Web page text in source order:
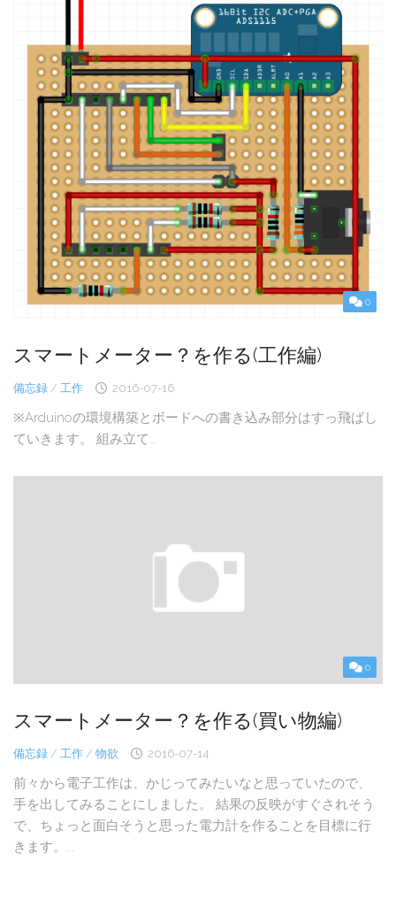
0
スマートメーター？を作る(工作編)
備忘録 / 工作 2016-07-16
※Arduinoの環境構築とボードへの書き込み部分はすっ飛ばし
ていきます。 組み立て...
0
スマートメーター？を作る(買い物編)
備忘録 / 工作 / 物欲 2016-07-14
前々から電子工作は、かじってみたいなと思っていたので、
手を出してみることにしました。 結果の反映がすぐされそう
で、ちょっと面白そうと思った電力計を作ることを目標に行
きます。...